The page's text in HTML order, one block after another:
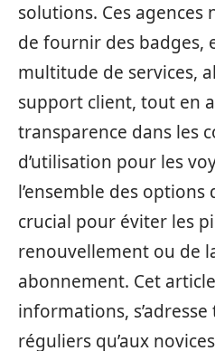
solutions. Ces agences
de fournir des badges,
multitude de services,
support client, tout en
transparence dans les
d’utilisation pour les
l’ensemble des
crucial pour éviter les
renouvellement ou de
abonnement. Cet
informations,
réguliers qu’aux